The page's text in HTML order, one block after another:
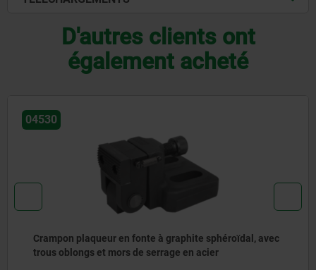
D'autres clients ont
également acheté
04486-01
Butée fixe avec insert de préhension pour système de
bridage par plaquage